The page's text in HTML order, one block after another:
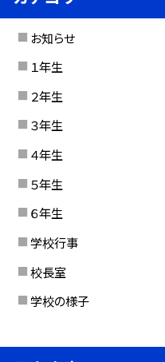
お知らせ
１年生
２年生
３年生
４年生
５年生
６年生
学校行事
校長室
学校の様子